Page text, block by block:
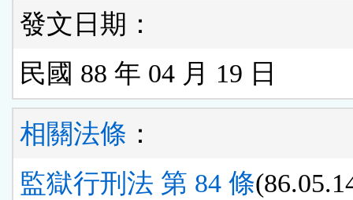
發文日期：
民國 88 年 04 月 19 日
相關法條 ：
監獄行刑法 第 84 條